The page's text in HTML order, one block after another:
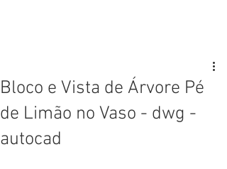
Bloco e Vista de Árvore Pé
de Limão no Vaso - dwg -
autocad